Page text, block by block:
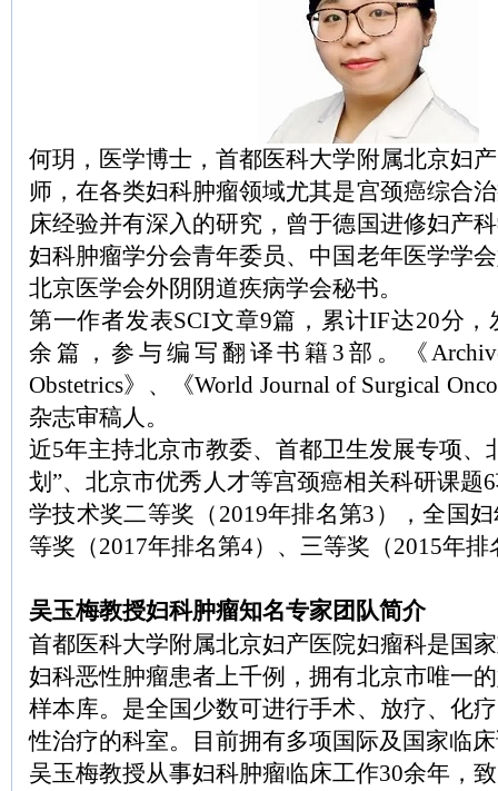
何玥，医学博士，首都医科大学附属北京妇
师，在各类妇科肿瘤领域尤其是宫颈癌综合
床经验并有深入的研究，曾于德国进修妇产
妇科肿瘤学分会青年委员、中国老年医学学
北京医学会外阴阴道疾病学会秘书。
第一作者发表SCI文章9篇，累计IF达20分
余篇，参与编写翻译书籍3部。《
Obstetrics》、《World Journal of Surgical
杂志审稿人。
近5年主持北京市教委、首都卫生发展专项、
划”、北京市优秀人才等宫颈癌相关科研课题
学技术奖二等奖（2019年排名第3），全国
等奖（2017年排名第4）、三等奖（2015年
吴玉梅教授妇科肿瘤知名专家团队简介
首都医科大学附属北京妇产医院妇瘤科是国
妇科恶性肿瘤患者上千例，拥有北京市唯一
样本库。是全国少数可进行手术、放疗、化
性治疗的科室。目前拥有多项国际及国家临
吴玉梅教授从事妇科肿瘤临床工作30余年，